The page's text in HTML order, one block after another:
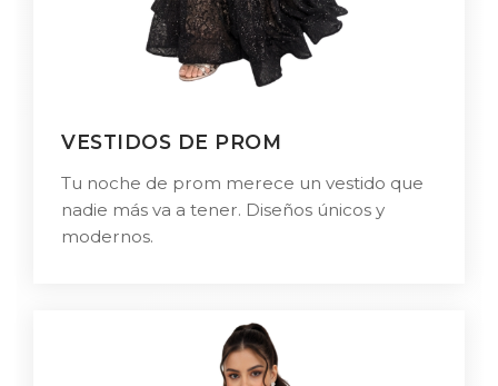
VESTIDOS DE PROM
Tu noche de prom merece un vestido que
nadie más va a tener. Diseños únicos y
modernos.